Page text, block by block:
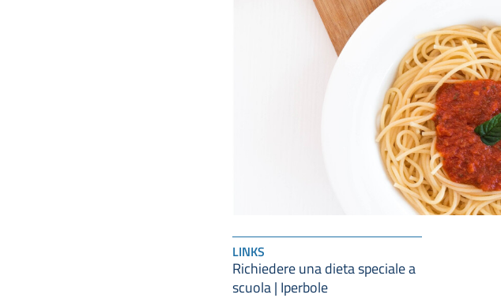
LINKS
Richiedere una dieta speciale a
scuola | Iperbole